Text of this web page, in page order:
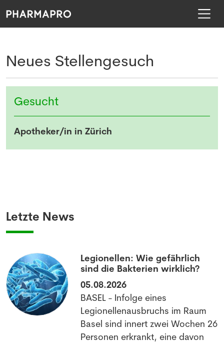
Neues Stellengesuch
Gesucht
Apotheker/in in Zürich
Letzte News
Legionellen: Wie gefährlich
sind die Bakterien wirklich?
05.08.2026
BASEL - Infolge eines
Legionellenausbruchs im Raum
Basel sind innert zwei Wochen 26
Personen erkrankt, eine davon